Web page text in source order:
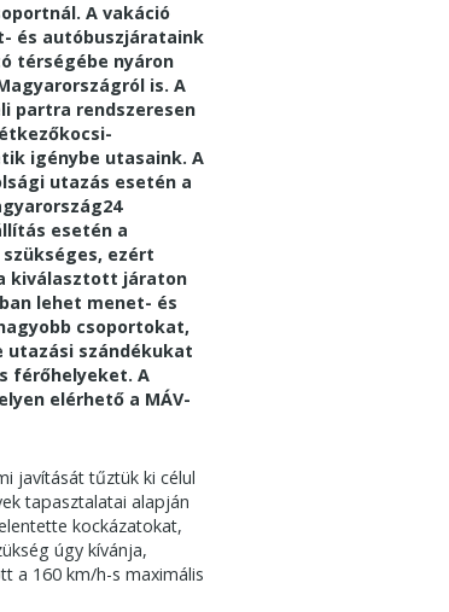
A vakáció
és autóbuszjárataink
térségébe nyáron
is. A
partra rendszeresen
igénybe utasaink. A
utazás esetén a
esetén a
ezért
kiválasztott járaton
lehet menet- és
csoportokat,
utazási szándékukat
férőhelyeket. A
elérhető a MÁV-
javítását tűztük ki célul
tapasztalatai alapján
kockázatokat,
úgy kívánja,
a 160 km/h-s maximális